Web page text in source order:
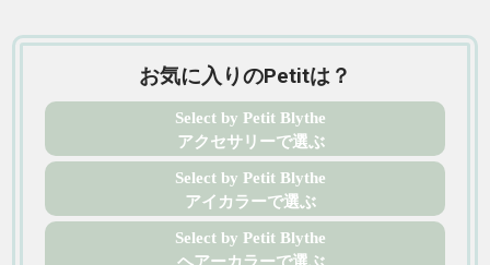
お気に入りのPetitは？
Select by Petit Blythe
アクセサリーで選ぶ
Select by Petit Blythe
アイカラーで選ぶ
Select by Petit Blythe
ヘアーカラーで選ぶ